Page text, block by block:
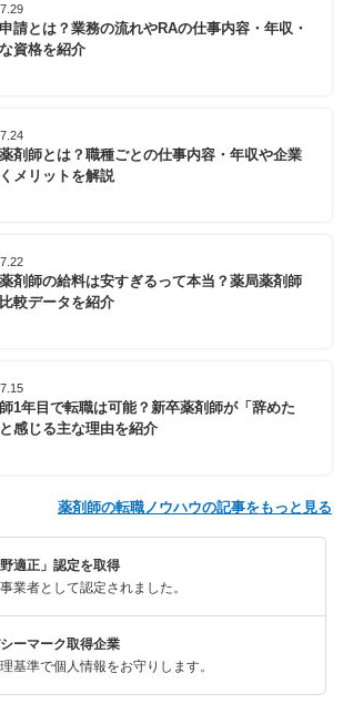
請とは？業務の流れやRAの仕事内容・年収・
資格を紹介
剤師とは？職種ごとの仕事内容・年収や企業
メリットを解説
剤師の給料は安すぎるって本当？薬局薬剤師
較データを紹介
1年目で転職は可能？新卒薬剤師が「辞めた
感じる主な理由を紹介
薬剤師の転職ノウハウの記事をもっと見る
野適正」認定を取得
業者として認定されました。
ーマーク取得企業
基準で個人情報をお守りします。